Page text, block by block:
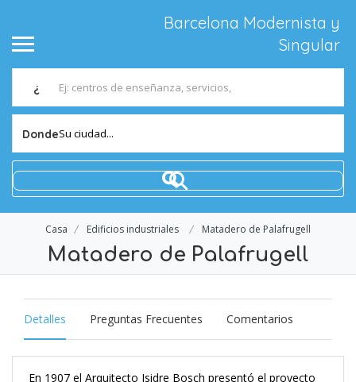
Barcelona Modernista y
Singular
¿
DondeSu ciudad...
Casa Edificios industriales Matadero de Palafrugell
Matadero de Palafrugell
Detalles Preguntas Frecuentes Comentarios
En 1907 el Arquitecto Isidre Bosch presentó el proyecto